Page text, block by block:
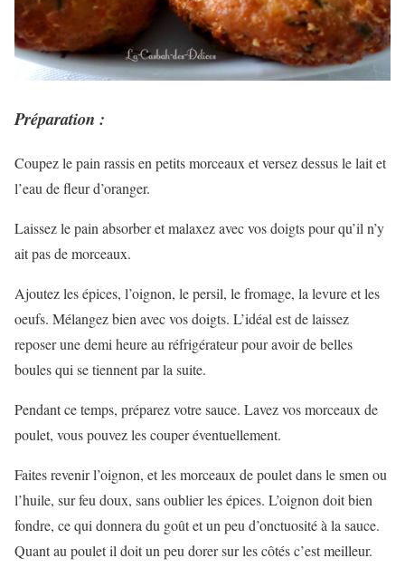
Préparation :
Coupez le pain rassis en petits morceaux et versez dessus le lait et
l’eau de fleur d’oranger.
Laissez le pain absorber et malaxez avec vos doigts pour qu’il n’y
ait pas de morceaux.
Ajoutez les épices, l’oignon, le persil, le fromage, la levure et les
oeufs. Mélangez bien avec vos doigts. L’idéal est de laissez
reposer une demi heure au réfrigérateur pour avoir de belles
boules qui se tiennent par la suite.
Pendant ce temps, préparez votre sauce. Lavez vos morceaux de
poulet, vous pouvez les couper éventuellement.
Faites revenir l’oignon, et les morceaux de poulet dans le smen ou
l’huile, sur feu doux, sans oublier les épices. L’oignon doit bien
fondre, ce qui donnera du goût et un peu d’onctuosité à la sauce.
Quant au poulet il doit un peu dorer sur les côtés c’est meilleur.